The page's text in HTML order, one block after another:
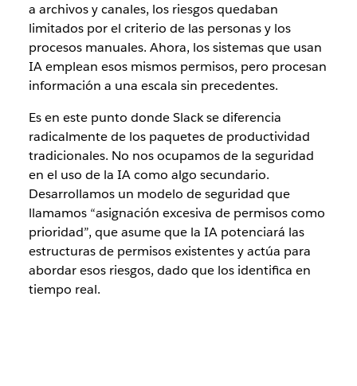
a archivos y canales, los riesgos quedaban
limitados por el criterio de las personas y los
procesos manuales. Ahora, los sistemas que usan
IA emplean esos mismos permisos, pero procesan
información a una escala sin precedentes.
Es en este punto donde Slack se diferencia
radicalmente de los paquetes de productividad
tradicionales. No nos ocupamos de la seguridad
en el uso de la IA como algo secundario.
Desarrollamos un modelo de seguridad que
llamamos “asignación excesiva de permisos como
prioridad”, que asume que la IA potenciará las
estructuras de permisos existentes y actúa para
abordar esos riesgos, dado que los identifica en
tiempo real.